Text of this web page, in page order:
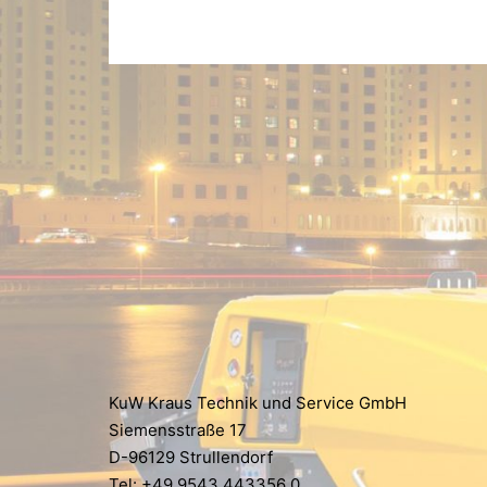
KuW Kraus Technik und Service GmbH
Siemensstraße 17
D-96129 Strullendorf